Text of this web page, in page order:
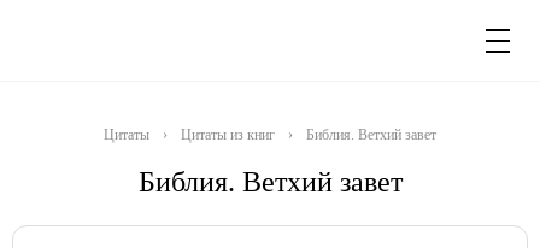
Цитаты › Цитаты из книг › Библия. Ветхий завет
Библия. Ветхий завет